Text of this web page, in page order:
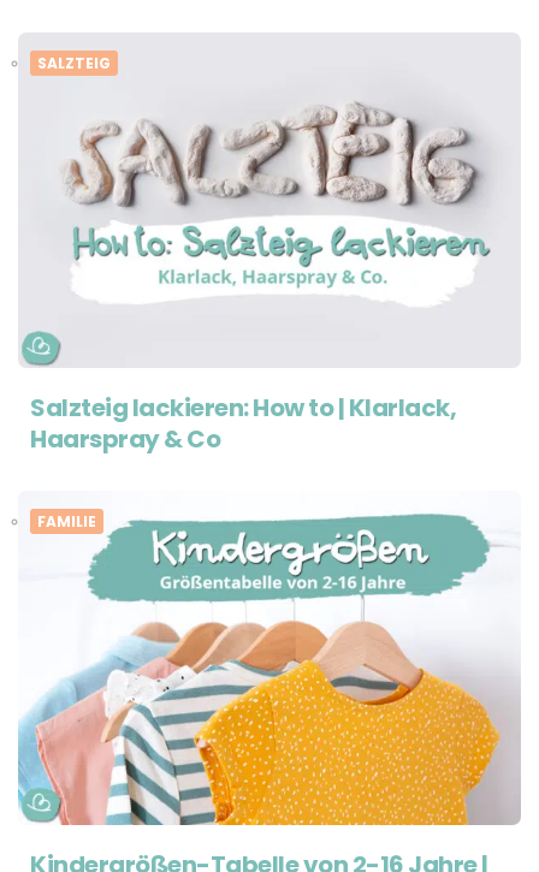
SALZTEIG
Salzteig lackieren: How to | Klarlack,
Haarspray & Co
FAMILIE
Kindergrößen-Tabelle von 2-16 Jahre |